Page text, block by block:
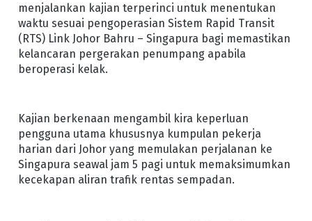
menjalankan kajian terperinci untuk menentukan
waktu sesuai pengoperasian Sistem Rapid Transit
(RTS) Link Johor Bahru – Singapura bagi memastikan
kelancaran pergerakan penumpang apabila
beroperasi kelak.
Kajian berkenaan mengambil kira keperluan
pengguna utama khususnya kumpulan pekerja
harian dari Johor yang memulakan perjalanan ke
Singapura seawal jam 5 pagi untuk memaksimumkan
kecekapan aliran trafik rentas sempadan.